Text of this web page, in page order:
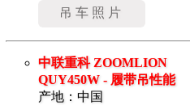
吊车照片
中联重科 ZOOMLION
QUY450W - 履带吊性能
产地：中国